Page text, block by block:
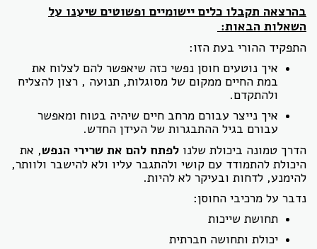
בהרצאה תקבלו כלים יישומיים ופשוטים שיענו על
השאלות הבאות:
התפקיד ההורי בעת הזו:
איך נוטעים חוסן נפשי כזה שיאפשר להם לצלוח את
במת החיים ממקום של מסוגלות, תנועה , רצון להצליח
ולהתקדם.
איך נייצר עבורם מרחב חיים שיהיה בטוח ומאפשר
עבורם בגיל ההתבגרות של העידן החדש.
הדרך טמונה ביכולת שלנו לפתח להם את שרירי הנפש, את
היכולת להתמודד עם קושי ולהתגבר עליו ולא להישבר ולוותר,
להימנע, לדחות ובעיקר לא להיות.
נדבר על מרכיבי החוסן:
תחושת שייכות
יכולת ותחושה חברתית